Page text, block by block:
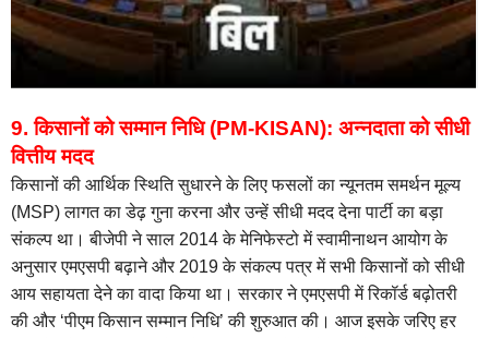
9. किसानों को सम्मान निधि (PM-KISAN): अन्नदाता को सीधी
वित्तीय मदद
किसानों की आर्थिक स्थिति सुधारने के लिए फसलों का न्यूनतम समर्थन मूल्य
(MSP) लागत का डेढ़ गुना करना और उन्हें सीधी मदद देना पार्टी का बड़ा
संकल्प था। बीजेपी ने साल 2014 के मेनिफेस्टो में स्वामीनाथन आयोग के
अनुसार एमएसपी बढ़ाने और 2019 के संकल्प पत्र में सभी किसानों को सीधी
आय सहायता देने का वादा किया था। सरकार ने एमएसपी में रिकॉर्ड बढ़ोतरी
की और ‘पीएम किसान सम्मान निधि’ की शुरुआत की। आज इसके जरिए हर